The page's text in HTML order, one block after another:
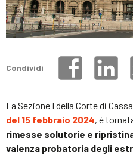
Condividi
La Sezione I della Corte di
del 15 febbraio 2024, è
rimesse solutorie e
valenza probatoria degli